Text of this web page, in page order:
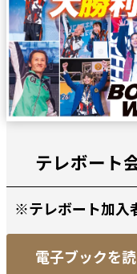
テレボート
※テレボート加入
電子ブックを